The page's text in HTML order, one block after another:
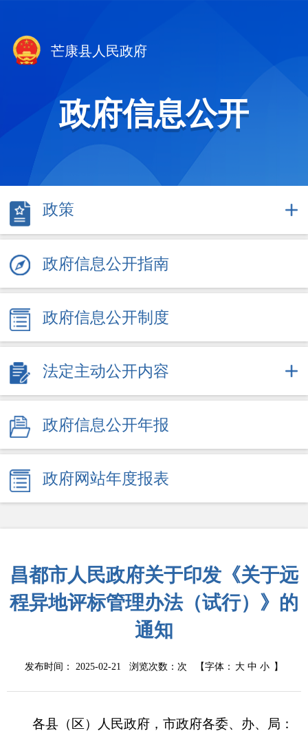
芒康县人民政府
政府信息公开
政策
政府信息公开指南
政府信息公开制度
法定主动公开内容
政府信息公开年报
政府网站年度报表
昌都市人民政府关于印发《关于远
程异地评标管理办法（试行）》的
通知
发布时间： 2025-02-21 浏览次数： 次 【字体： 大 中 小 】
各县（区）人民政府，市政府各委、办、局：